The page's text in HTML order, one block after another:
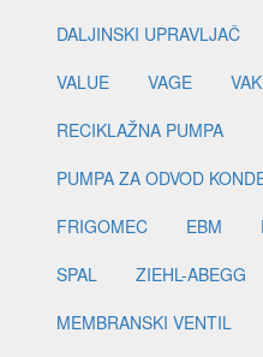
DALJINSKI UPRAVLJAČ
VALUE
VAGE
RECIKLAŽNA PUMPA
PUMPA ZA ODVOD
FRIGOMEC
EBM
SPAL
ZIEHL-ABEGG
MEMBRANSKI VENTIL